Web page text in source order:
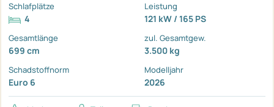
Schlafplätze
4
Leistung
121 kW / 165 PS
Gesamtlänge
699 cm
zul. Gesamtgew.
3.500 kg
Schadstoffnorm
Euro 6
Modelljahr
2026